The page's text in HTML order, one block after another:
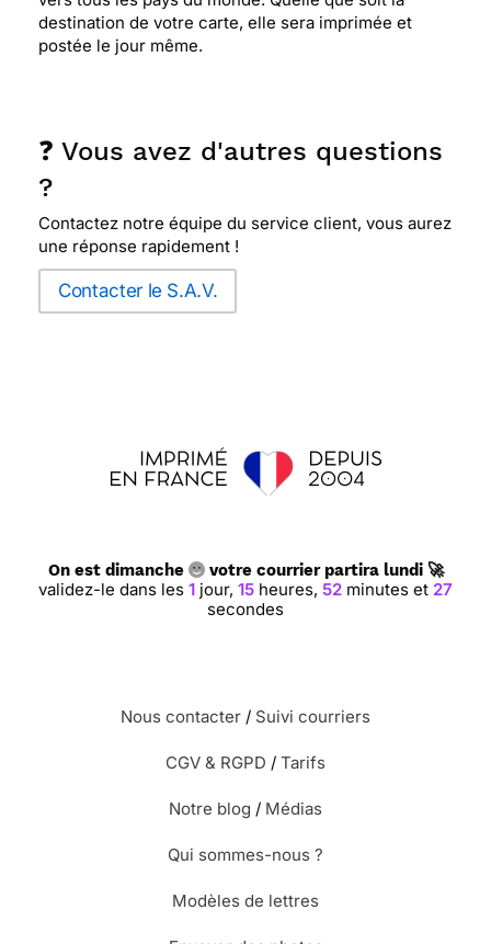
destination de votre carte, elle sera imprimée et
postée le jour même.
❓ Vous avez d'autres questions
?
Contactez notre équipe du service client, vous aurez
une réponse rapidement !
Contacter le S.A.V.
On est dimanche votre courrier partira lundi 🚀
validez-le dans les 1jour, 15heures, 52minutes et 26
secondes
Nous contacter / Suivi courriers
CGV & RGPD / Tarifs
Notre blog / Médias
Qui sommes-nous ?
Modèles de lettres